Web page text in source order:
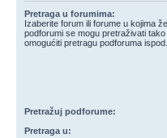
Pretraga u forumima:
Izaberite forum ili forume u kojima
podforumi se mogu pretraživati
omogućiti pretragu podforuma ispod.
Pretražuj podforume:
Pretraga u: